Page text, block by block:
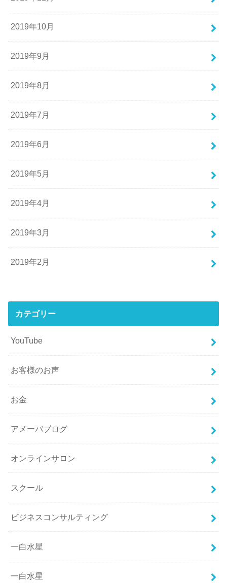
2019年10月
2019年9月
2019年8月
2019年7月
2019年6月
2019年5月
2019年4月
2019年3月
2019年2月
カテゴリー
YouTube
お客様のお声
お金
アメーバブログ
オンラインサロン
スクール
ビジネスコンサルティング
一白水星
一白水星